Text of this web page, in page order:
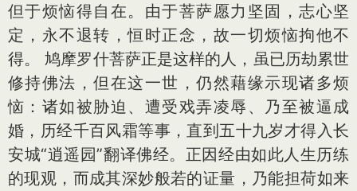
但于烦恼得自在。由于菩萨愿力坚固，志心坚
定，永不退转，恒时正念，故一切烦恼拘他不
得。 鸠摩罗什菩萨正是这样的人，虽已历劫累世
修持佛法，但在这一世，仍然藉缘示现诸多烦
恼：诸如被胁迫、遭受戏弄凌辱、乃至被逼成
婚，历经千百风霜等事，直到五十九岁才得入长
安城“逍遥园”翻译佛经。正因经由如此人生历练
的现观，而成其深妙般若的证量，乃能担荷如来